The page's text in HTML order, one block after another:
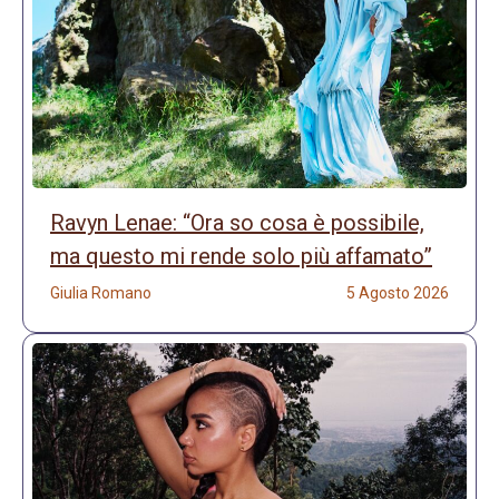
Ravyn Lenae: “Ora so cosa è possibile,
ma questo mi rende solo più affamato”
Giulia Romano 5 Agosto 2026